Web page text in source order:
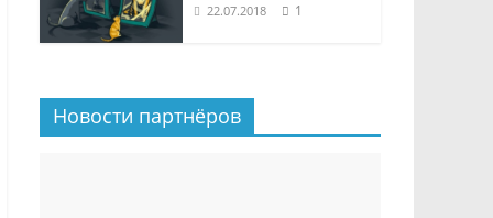
22.07.2018 1
Новости партнёров